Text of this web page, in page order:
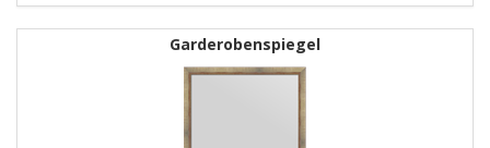
Garderobenspiegel